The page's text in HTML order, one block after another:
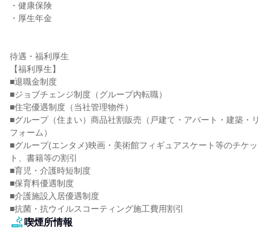
・健康保険
・厚生年金
待遇・福利厚生
【福利厚生】
■退職金制度
■ジョブチェンジ制度（グループ内転職）
■住宅優遇制度（当社管理物件）
■グループ（住まい）商品社割販売（戸建て・アパート・建築・リ
フォーム）
■グループ(エンタメ)映画・美術館フィギュアスケート等のチケッ
ト、書籍等の割引
■育児・介護時短制度
■保育料優遇制度
■介護施設入居優遇制度
■抗菌・抗ウイルスコーティング施工費用割引
喫煙所情報